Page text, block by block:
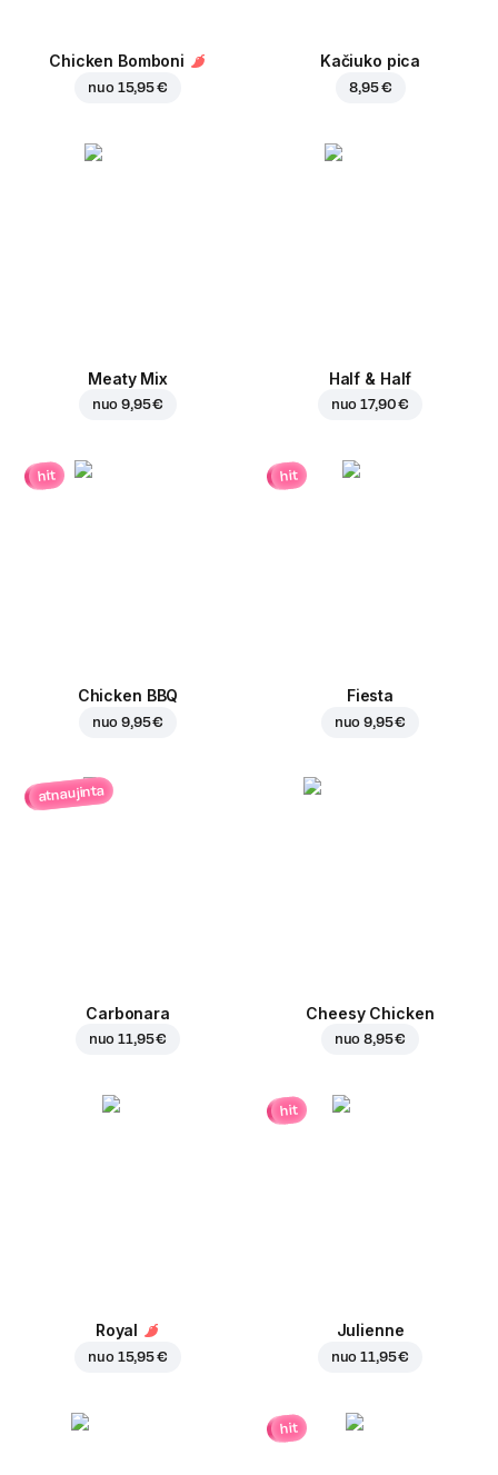
Chicken Bomboni
nuo 15,95 €
Kačiuko pica
8,95 €
Meaty Mix
nuo9,95 €
Half & Half
nuo17,90 €
hit
Chicken BBQ
nuo9,95 €
hit
Fiesta
nuo9,95 €
atnaujinta
Carbonara
nuo11,95 €
Cheesy Chicken
nuo8,95 €
Royal
nuo 15,95 €
hit
Julienne
nuo11,95 €
hit